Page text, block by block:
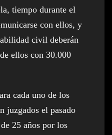
tiempo durante el
con ellos, y
civil deberán
ellos con 30.000
cada uno de los
juzgados el pasado
25 años por los